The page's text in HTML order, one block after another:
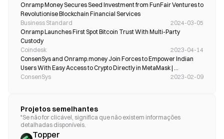
Onramp Money Secures Seed Investment from FunFair Ventures to
Revolutionise Blockchain Financial Services
Business Standard
2024-03-05
Onramp Launches First Spot Bitcoin Trust With Multi-Party
Custody
Coindesk
2023-04-14
ConsenSys and Onramp.money Join Forces to Empower Indian
Users With Easy Access to Crypto Directly in MetaMask |
ConsenSys
ConsenSys 2023-02-09
Projetos semelhantes
*Se não for clicável, significa que não existem informações
detalhadas disponíveis.
Topper